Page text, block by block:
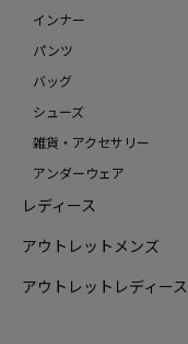
インナー
パンツ
バッグ
シューズ
雑貨・アクセサリー
アンダーウェア
レディース
アウトレットメンズ
アウトレットレディース